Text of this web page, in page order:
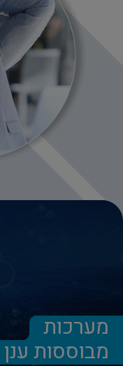
מערכות
מבוססות ענן